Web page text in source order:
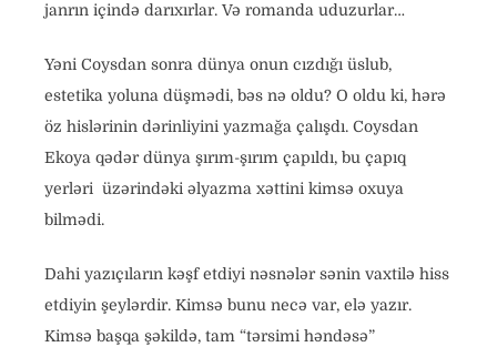
janrın içində darıxırlar. Və romanda uduzurlar…
Yəni Coysdan sonra dünya onun cızdığı üslub,
estetika yoluna düşmədi, bəs nə oldu? O oldu ki, hərə
öz hislərinin dərinliyini yazmağa çalışdı. Coysdan
Ekoya qədər dünya şırım-şırım çapıldı, bu çapıq
yerləri üzərindəki əlyazma xəttini kimsə oxuya
bilmədi.
Dahi yazıçıların kəşf etdiyi nəsnələr sənin vaxtilə hiss
etdiyin şeylərdir. Kimsə bunu necə var, elə yazır.
Kimsə başqa şəkildə, tam “tərsimi həndəsə”